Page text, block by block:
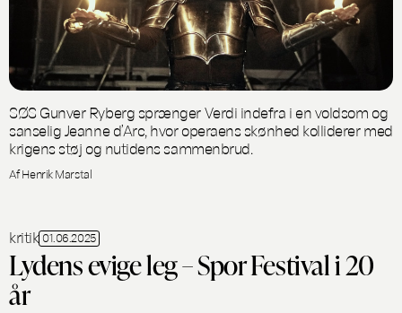
SØS Gunver Ryberg sprænger Verdi indefra i en voldsom og
sanselig Jeanne d’Arc, hvor operaens skønhed kolliderer med
krigens støj og nutidens sammenbrud.
Af Henrik Marstal
kritik 01.06.2025
Lydens evige leg – Spor Festival i 20
år